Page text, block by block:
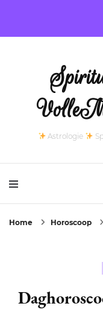
Astrologie
Home Horoscoop